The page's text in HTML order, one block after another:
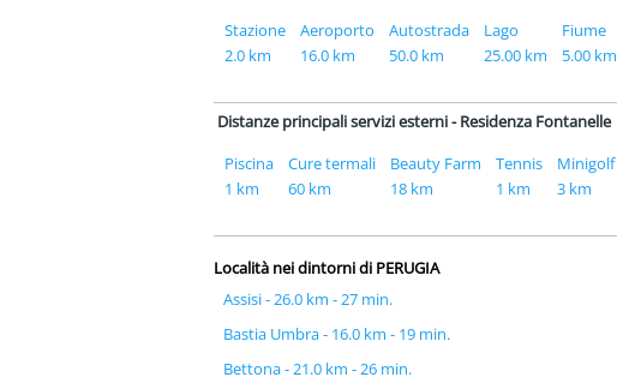
Stazione
2.0 km
Aeroporto
16.0 km
Autostrada
50.0 km
Lago
25.00 km
Fiume
5.00 km
Distanze principali servizi esterni - Residenza Fontanelle
Piscina
1 km
Cure termali
60 km
Beauty Farm
18 km
Tennis
1 km
Minigolf
3 km
Località nei dintorni di PERUGIA
Assisi - 26.0 km - 27 min.
Bastia Umbra - 16.0 km - 19 min.
Bettona - 21.0 km - 26 min.